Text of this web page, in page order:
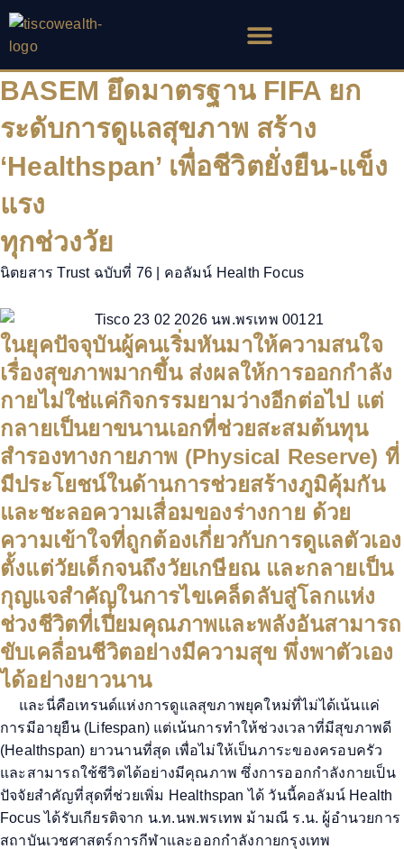
Skip
content
BASEM ยึดมาตรฐาน FIFA ยก
ระดับการดูแลสุขภาพ สร้าง
‘Healthspan’ เพื่อชีวิตยั่งยืน-แข็ง
แรง
ทุกช่วงวัย
นิตยสาร Trust ฉบับที่ 76 | คอลัมน์ Health Focus
ในยุคปัจจุบันผู้คนเริ่มหันมาให้ความสนใจ
เรื่องสุขภาพมากขึ้น ส่งผลให้การออกกำลัง
กายไม่ใช่แค่กิจกรรมยามว่างอีกต่อไป แต่
กลายเป็นยาขนานเอกที่ช่วยสะสมต้นทุน
สำรองทางกายภาพ (Physical Reserve) ที่
มีประโยชน์ในด้านการช่วยสร้างภูมิคุ้มกัน
และชะลอความเสื่อมของร่างกาย ด้วย
ความเข้าใจที่ถูกต้องเกี่ยวกับการดูแลตัวเอง
ตั้งแต่วัยเด็กจนถึงวัยเกษียณ และกลายเป็น
กุญแจสำคัญในการไขเคล็ดลับสู่โลกแห่ง
ช่วงชีวิตที่เปี่ยมคุณภาพและพลังอันสามารถ
ขับเคลื่อนชีวิตอย่างมีความสุข พึ่งพาตัวเอง
ได้อย่างยาวนาน
และนี่คือเทรนด์แห่งการดูแลสุขภาพยุคใหม่ที่ไม่ได้เน้นแค่
การมีอายุยืน (Lifespan) แต่เน้นการทำให้ช่วงเวลาที่มีสุขภาพดี
(Healthspan) ยาวนานที่สุด เพื่อไม่ให้เป็นภาระของครอบครัว
และสามารถใช้ชีวิตได้อย่างมีคุณภาพ ซึ่งการออกกำลังกายเป็น
ปัจจัยสำคัญที่สุดที่ช่วยเพิ่ม Healthspan ได้ วันนี้คอลัมน์ Health
Focusได้รับเกียรติจาก น.ท.นพ.พรเทพ ม้ามณี ร.น. ผู้อำนวยการ
สถาบันเวชศาสตร์การกีฬาและออกกำลังกายกรุงเทพ